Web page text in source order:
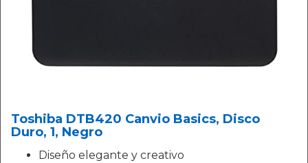
Toshiba DTB420 Canvio Basics, Disco
Duro, 1, Negro
Diseño elegante y creativo